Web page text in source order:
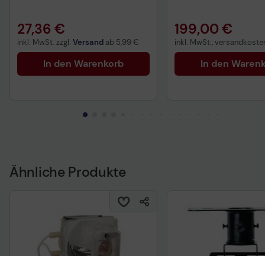
27,36 €
inkl. MwSt. zzgl. Versand ab 5,99 €
In den Warenkorb
199,00 €
inkl. MwSt.,
In den
Ähnliche Produkte